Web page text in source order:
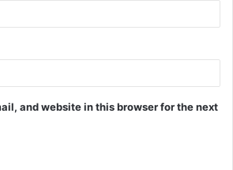
and website in this browser for the next